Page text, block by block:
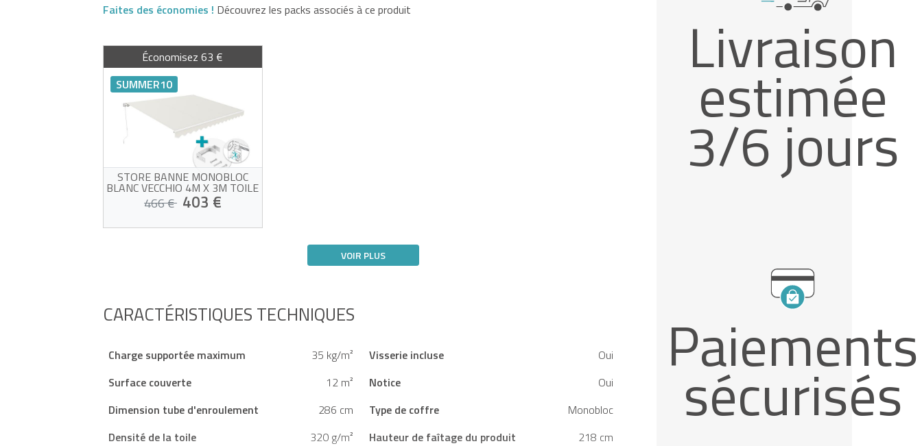
Faites des économies ! Découvrez les packs associés à ce produit
Économisez 63 €
SUMMER10
STORE BANNE MONOBLOC
BLANC VECCHIO 4M X 3M TOILE
BEIGE AVEC FIXATION PLAFOND
466 € 403 €
VOIR PLUS
CARACTÉRISTIQUES TECHNIQUES
Charge supportée maximum 35 kg/m² Visserie incluse
Oui
Surface couverte
12 m² Notice
Oui
Dimension tube d'enroulement
286 cm Type de coffre
Monobloc
Densité de la toile
320 g/m² Hauteur de faîtage du produit
218 cm
Livraison
estimée
3/6 jours
Paiements
sécurisés